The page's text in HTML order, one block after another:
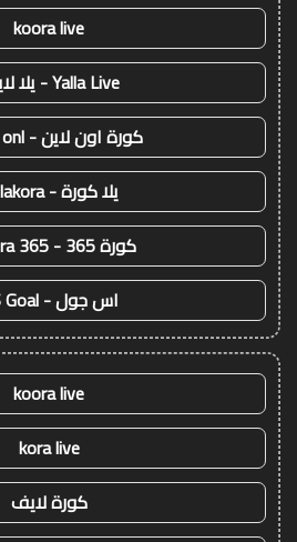
koora live
Yalla Live - يلا لايف
كورة اون لاين - koora onl
يلا كورة - yallakora
كورة 365 - kooora 365
اس جول - AS Goal
koora live
kora live
كورة لايف